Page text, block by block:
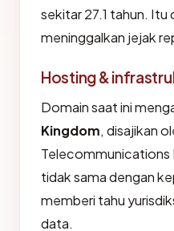
sekitar 27.1 tahun. Itu
meninggalkan jejak
Hosting &
Domain saat ini
Kingdom, disajikan
Telecommunications
tidak sama dengan
memberi tahu
data.